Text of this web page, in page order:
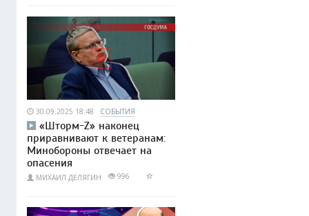
30.09.2025 18:48 СОБЫТИЯ
«Шторм-Z» наконец
приравнивают к ветеранам:
Минобороны отвечает на
опасения
МИХАИЛ ДЕЛЯГИН 996